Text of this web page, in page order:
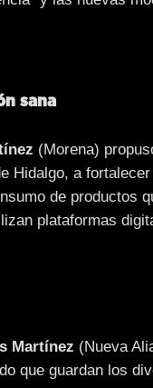
sana
(Morena)
Hidalgo, a
de productos
plataformas
Martínez (Nueva
que guardan los